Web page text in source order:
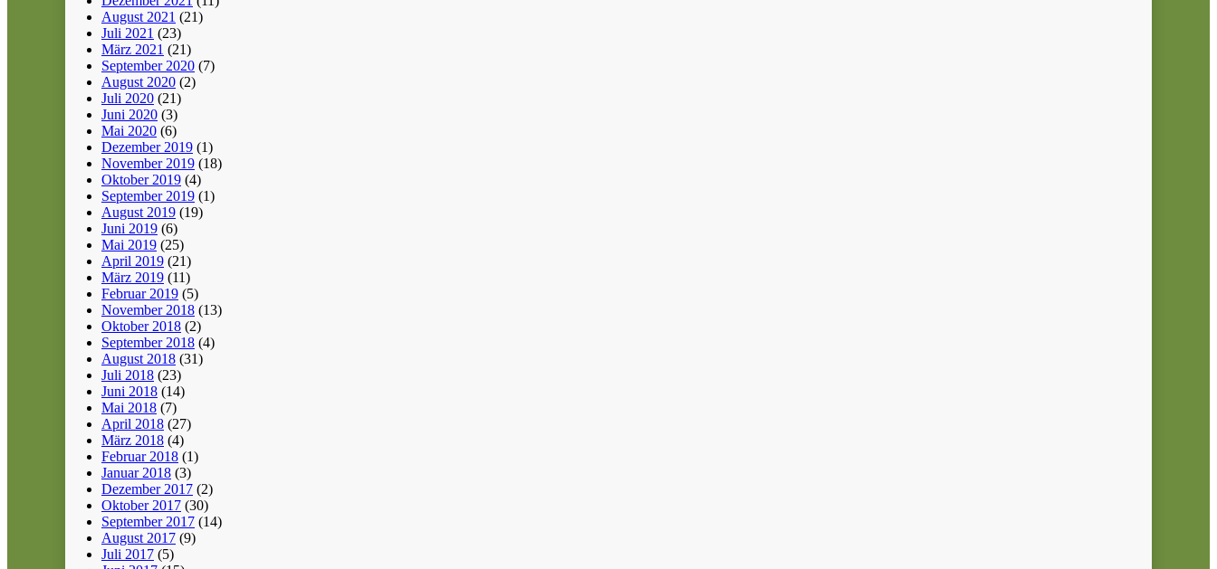
August 2021 (21)
Juli 2021 (23)
März 2021 (21)
September 2020 (7)
August 2020 (2)
Juli 2020 (21)
Juni 2020 (3)
Mai 2020 (6)
Dezember 2019 (1)
November 2019 (18)
Oktober 2019 (4)
September 2019 (1)
August 2019 (19)
Juni 2019 (6)
Mai 2019 (25)
April 2019 (21)
März 2019 (11)
Februar 2019 (5)
November 2018 (13)
Oktober 2018 (2)
September 2018 (4)
August 2018 (31)
Juli 2018 (23)
Juni 2018 (14)
Mai 2018 (7)
April 2018 (27)
März 2018 (4)
Februar 2018 (1)
Januar 2018 (3)
Dezember 2017 (2)
Oktober 2017 (30)
September 2017 (14)
August 2017 (9)
Juli 2017 (5)